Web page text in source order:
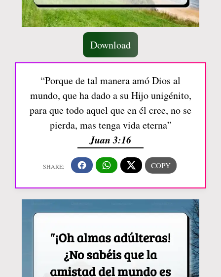
Download
“Porque de tal manera amó Dios al
mundo, que ha dado a su Hijo unigénito,
para que todo aquel que en él cree, no se
pierda, mas tenga vida eterna”
Juan 3:16